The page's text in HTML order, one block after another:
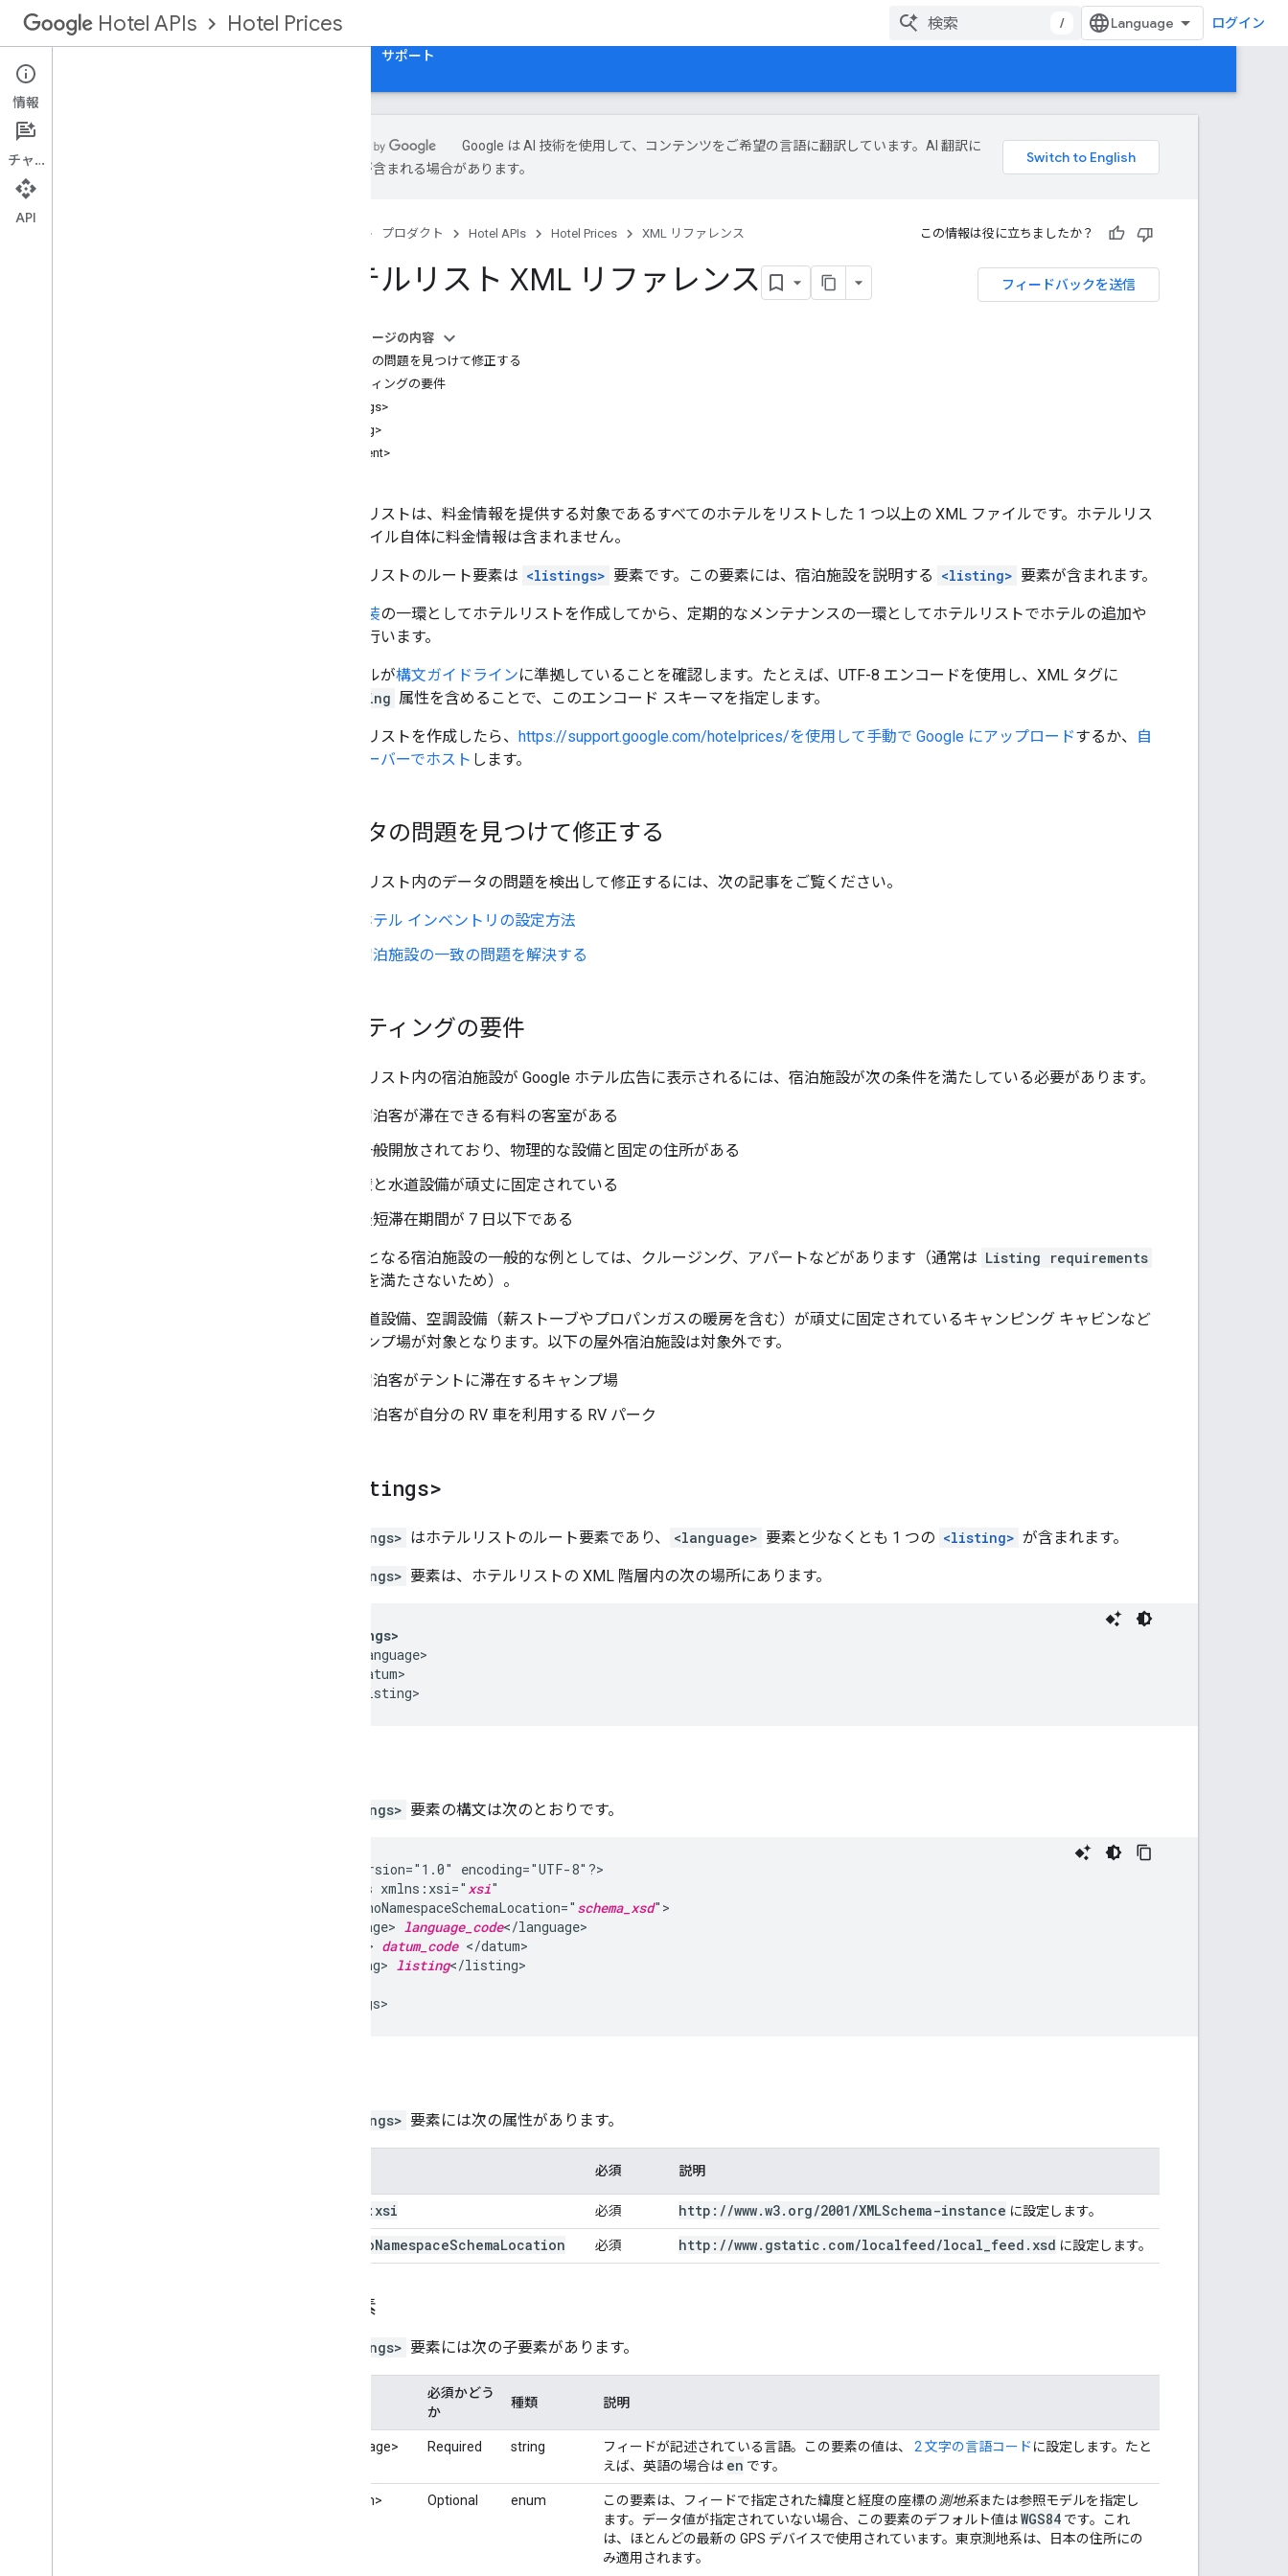
Hotel APIs Hotel Prices / ログイン
サポート
ホテルリスト
空室状況、料金、在庫（ARI）
Google は AI 技術を使用して、コンテンツをご希望の言語に翻訳しています。AI 翻訳に
は誤りが含まれる場合があります。
プロダクト Hotel APIs Hotel Prices XML リファレンス この情報は役に立ちましたか？
フィードバックを送信
ホテルリスト XML リファレンス
このページの内容
データの問題を見つけて修正する
リスティングの要件
<listings>
<listing>
<content>
ホテルリストは、料金情報を提供する対象であるすべてのホテルをリストした 1 つ以上の XML ファイルです。ホテルリス
ト ファイル自体に料金情報は含まれません。
ホテルリストのルート要素は <listings> 要素です。この要素には、宿泊施設を説明する <listing> 要素が含まれます。
初期実装の一環としてホテルリストを作成してから、定期的なメンテナンスの一環としてホテルリストでホテルの追加や
削除を行います。
ファイルが構文ガイドラインに準拠していることを確認します。たとえば、UTF-8 エンコードを使用し、XML タグに
encoding 属性を含めることで、このエンコード スキーマを指定します。
ホテルリストを作成したら、 https://support.google.com/hotelprices/を使用して手動で Google にアップロードするか、
自
社のサーバーでホスト します。
データの問題を見つけて修正する
ホテルリスト内のデータの問題を検出して修正するには、次の記事をご覧ください。
ホテル インベントリの設定方法
宿泊施設の一致の問題を解決する
リスティングの要件
ホテルリスト内の宿泊施設が Google ホテル広告に表示されるには、宿泊施設が次の条件を満たしている必要があります。
宿泊客が滞在できる有料の客室がある
一般開放されており、物理的な設備と固定の住所がある
壁と水道設備が頑丈に固定されている
最短滞在期間が 7 日以下である
対象外となる宿泊施設の一般的な例としては、クルージング、アパートなどがあります（通常は Listing requirements
の条件を満たさないため）。
壁、水道設備、空調設備（薪ストーブやプロパンガスの暖房を含む）が頑丈に固定されているキャンピング キャビンなど
のキャンプ場が対象となります。以下の屋外宿泊施設は対象外です。
宿泊客がテントに滞在するキャンプ場
宿泊客が自分の RV 車を利用する RV パーク
<listings>
<listings> はホテルリストのルート要素であり、 <language> 要素と少なくとも 1 つの <listing> が含まれます。
<listings> 要素は、ホテルリストの XML 階層内の次の場所にあります。
<listings>
    + <language>
    + <datum>
<listings> 要素の構文は次のとおりです。
version="1.0"
encoding="UTF-8"?>
<listings xmlns:xsi=" xsi
xsi:noNamespaceSchemaLocation=" schema_xsd
<language> language_code
<datum> datum_code
<listing> listing
<listings> 要素には次の属性があります。
必須 説明
xmlns:xsi 必須 http: //www.w3. org/2001 /XMLSchema-instance に設定します。
xsi:noNamespaceSchemaLocation 必須 http: //www. gstatic . com/localfeed/local feed . xsd に設定します。
子要素
<listings> 要素には次の子要素があります。
必須かどう
か
種類 説明
<language> Required string フィードが記述されている言語。この要素の値は、 2 文字の言語コードに設定します。たと
えば、英語の場合は en です。
<datum> Optional enum この要素は、フィードで指定された緯度と経度の座標の測地系または参照モデルを指定し
ます。データ値が指定されていない場合、この要素のデフォルト値はWGS84 です。これ
は、ほとんどの最新の GPS デバイスで使用されています。東京測地系は、日本の住所にの
み適用されます。
情報
チャット
API